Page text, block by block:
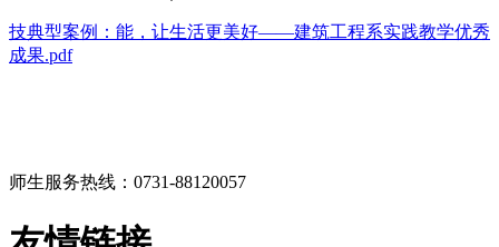
技典型案例：能，让生活更美好——建筑工程系实践教学优秀
成果.pdf
师生服务热线： 0731-88120057